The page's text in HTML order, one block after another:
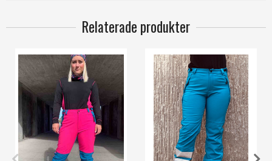
Relaterade produkter